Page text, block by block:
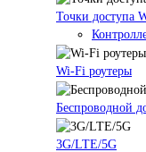
Точки доступа
Wi-Fi роутеры
Беспроводной
3G/LTE/5G